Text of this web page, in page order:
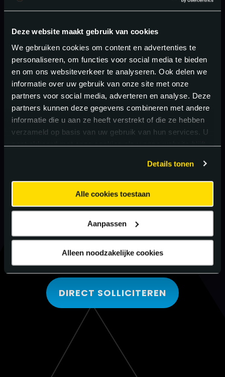
Deze website maakt gebruik van cookies
We gebruiken cookies om content en advertenties te
personaliseren, om functies voor social media te bieden
en om ons websiteverkeer te analyseren. Ook delen we
informatie over uw gebruik van onze site met onze
partners voor social media, adverteren en analyse. Deze
partners kunnen deze gegevens combineren met andere
informatie die u aan ze heeft verstrekt of die ze hebben
verzameld op basis van uw gebruik van hun services. U
gaat akkoord met onze cookies als u onze website blijft
Details tonen
Alle cookies toestaan
Aanpassen
Alleen noodzakelijke cookies
DIRECT SOLLICITEREN